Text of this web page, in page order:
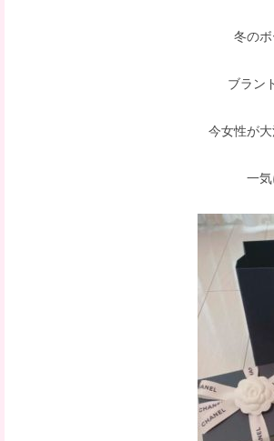
冬の
ブラン
今女性が
一